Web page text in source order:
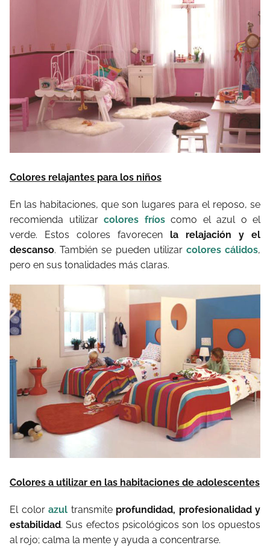
Colores relajantes para los niños
En las habitaciones, que son lugares para el reposo, se
recomienda utilizar colores fríoscomo el azul o el
verde. Estos colores favorecen la relajación y el
descanso. También se pueden utilizar colores cálidos,
pero en sus tonalidades más claras.
Colores a utilizar en las habitaciones de adolescentes
El color azul transmite profundidad, profesionalidad y
estabilidad. Sus efectos psicológicos son los opuestos
al rojo; calma la mente y ayuda a concentrarse.